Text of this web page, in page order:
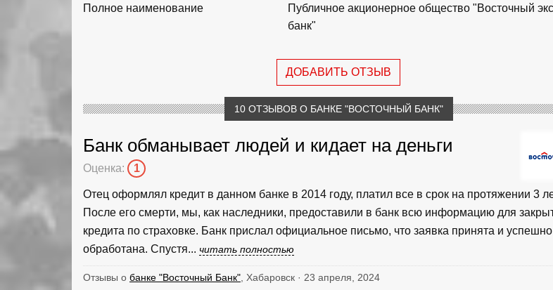
Полное наименование
Публичное акционерное общество "Восточный
банк"
ДОБАВИТЬ ОТЗЫВ
10 ОТЗЫВОВ О БАНКЕ "ВОСТОЧНЫЙ БАНК"
Банк обманывает людей и кидает на деньги
Оценка: 1
Отец оформлял кредит в данном банке в 2014 году, платил все в срок на протяжении 3
После его смерти, мы, как наследники, предоставили в банк всю информацию для
кредита по страховке. Банк прислал официальное письмо, что заявка принята и успешно
обработана. Спустя... читать полностью
Отзывы о банке "Восточный Банк" , Хабаровск · 23 апреля, 2024